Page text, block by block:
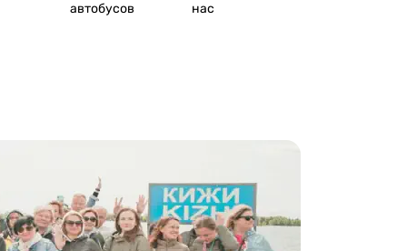
Уникальная программа
Повышенный комфорт
Интересно с детьми
Из Екатеринбурга
автобусов
нас